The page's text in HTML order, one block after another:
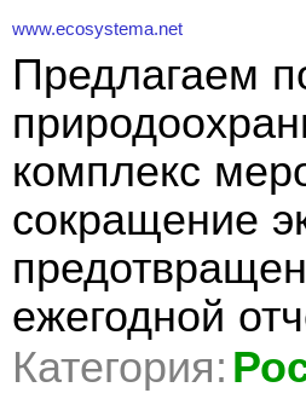
www.ecosystema.net
Предлагаем
комплекс
сокращение
ежегодной
Категория: